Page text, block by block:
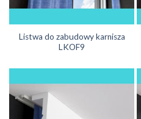
Listwa do zabudowy karnisza
LKOF9